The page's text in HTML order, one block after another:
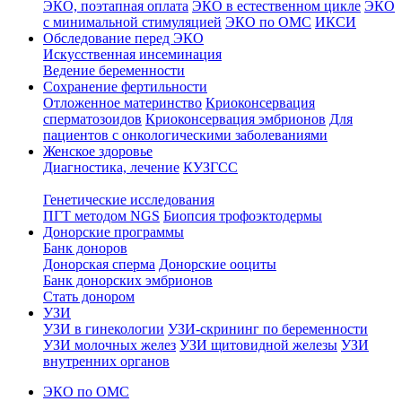
ЭКО, поэтапная оплата ЭКО в естественном цикле ЭКО
с минимальной стимуляцией ЭКО по ОМС ИКСИ
Обследование перед ЭКО
Искусственная инсеминация
Ведение беременности
Сохранение фертильности
Отложенное материнство Криоконсервация
сперматозоидов Криоконсервация эмбрионов Для
пациентов с онкологическими заболеваниями
Женское здоровье
Диагностика, лечение КУЗГСС
Генетические исследования
ПГТ методом NGS Биопсия трофоэктодермы
Донорские программы
Банк доноров
Донорская сперма Донорские ооциты
Банк донорских эмбрионов
Стать донором
УЗИ
УЗИ в гинекологии УЗИ-скрининг по беременности
УЗИ молочных желез УЗИ щитовидной железы УЗИ
внутренних органов
ЭКО по ОМС